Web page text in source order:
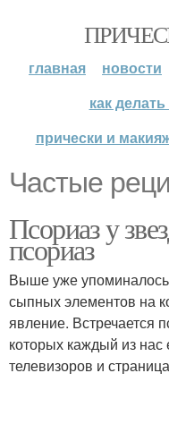
главная новости
как
прически и
Частые
Псориаз у
псориаз
Выше уже
сыпных элементов на
явление. Встречается
которых каждый из
телевизоров и